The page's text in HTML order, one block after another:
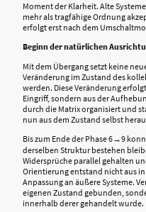
Moment der Klarheit. Alte
mehr als tragfähige Ordnung
erfolgt erst nach dem
Beginn der natürlichen
Mit dem Übergang setzt keine
Veränderung im Zustand des
werden. Diese Veränderung
Eingriff, sondern aus der
durch die Matrix organisiert und
nun aus dem Zustand selbst
Bis zum Ende der Phase 6→9
derselben Struktur bestehen
Widersprüche parallel gehalten
Orientierung entstand nicht aus
Anpassung an äußere Systeme.
eigenen Zustand gebunden,
innerhalb derer gehandelt wurde.